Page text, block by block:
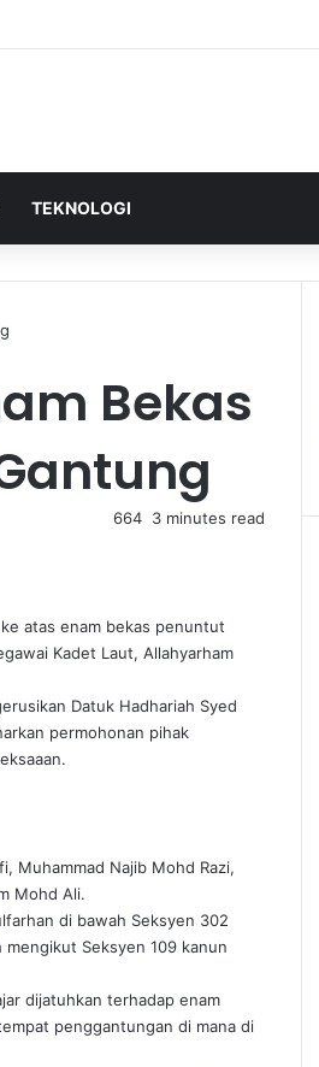
TEKNOLOGI
Bekas
664 3 minutes read
atas enam bekas penuntut
Kadet Laut, Allahyarham
Datuk Hadhariah Syed
permohonan pihak
Muhammad Najib Mohd Razi,
Mohd Ali.
di bawah Seksyen 302
Seksyen 109 kanun
dijatuhkan terhadap enam
penggantungan di mana di